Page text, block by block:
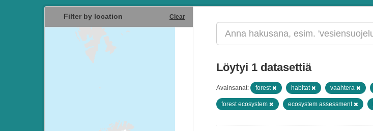
Filter by location Clear
Löytyi 1 datasettiä
Avainsanat: forest habitat vaahtera
forest ecosystem ecosystem assessment